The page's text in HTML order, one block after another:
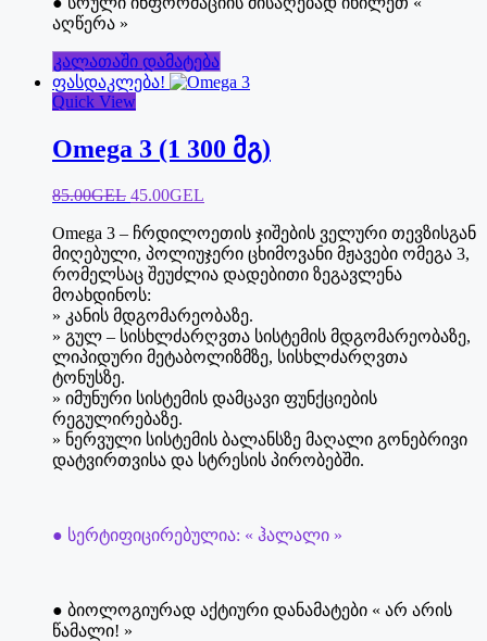
აღწერა »
კალათაში დამატება
ფასდაკლება!
Quick View
Omega 3 (1 300 მგ)
85.00GEL Original
was:
85.00₾.
45.00GEL
is:
45.00₾.
Omega 3 – ჩრდილოეთის ჯიშების ველური თევზისგან
მიღებული, პოლიუჯერი ცხიმოვანი მჟავები ომეგა 3,
რომელსაც შეუძლია დადებითი ზეგავლენა
მოახდინოს:
» კანის მდგომარეობაზე.
» გულ – სისხლძარღვთა სისტემის მდგომარეობაზე,
ლიპიდური მეტაბოლიზმზე, სისხლძარღვთა
ტონუსზე.
» იმუნური სისტემის დამცავი ფუნქციების
რეგულირებაზე.
» ნერვული სისტემის ბალანსზე მაღალი გონებრივი
დატვირთვისა და სტრესის პირობებში.
● სერტიფიცირებულია: « ჰალალი »
● ბიოლოგიურად აქტიური დანამატები « არ არის
წამალი! »